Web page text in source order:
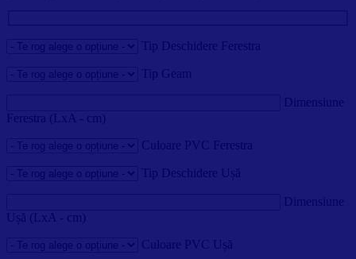
Tip Deschidere Ferestra
Tip Geam
Dimensiune
Ferestra (LxA - cm)
Culoare PVC Ferestra
Tip Deschidere Ușă
Dimensiune
Ușă (LxA - cm)
Culoare PVC Ușă